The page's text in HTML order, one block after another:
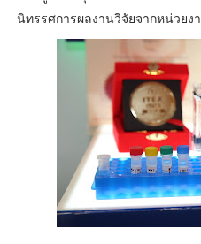
นิทรรศการผลงานวิจัยจากหน่วยง